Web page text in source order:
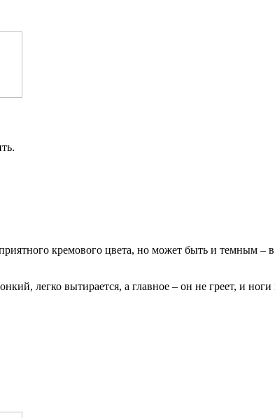
кремового цвета, но может быть и темным –
легко вытирается, а главное – он не греет, и